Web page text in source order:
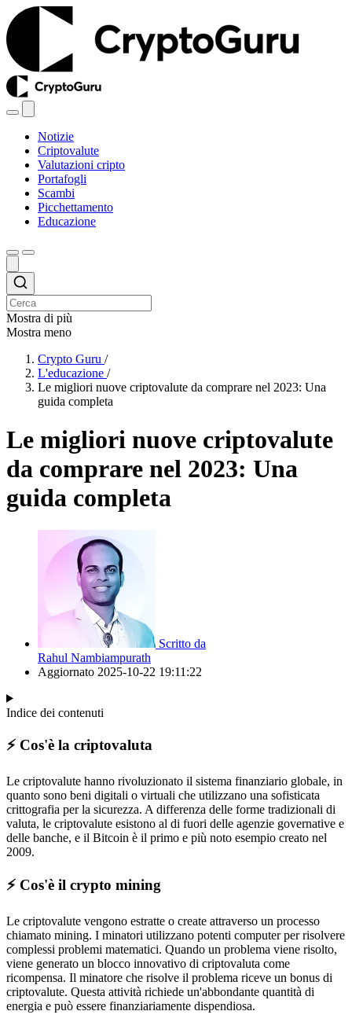
Notizie
Criptovalute
Valutazioni cripto
Portafogli
Scambi
Picchettamento
Educazione
Mostra di più
Mostra meno
Crypto Guru /
L'educazione /
Le migliori nuove criptovalute da comprare nel 2023: Una
guida completa
Le migliori nuove criptovalute
da comprare nel 2023: Una
guida completa
Scritto da
Rahul Nambiampurath
Aggiornato 2025-10-22 19:11:22
Indice dei contenuti
⚡️ Cos'è la criptovaluta
Le criptovalute hanno rivoluzionato il sistema finanziario globale, in
quanto sono beni digitali o virtuali che utilizzano una sofisticata
crittografia per la sicurezza. A differenza delle forme tradizionali di
valuta, le criptovalute esistono al di fuori delle agenzie governative e
delle banche, e il Bitcoin è il primo e più noto esempio creato nel
2009.
⚡️ Cos'è il crypto mining
Le criptovalute vengono estratte o create attraverso un processo
chiamato mining. I minatori utilizzano potenti computer per risolvere
complessi problemi matematici. Quando un problema viene risolto,
viene generato un blocco innovativo di criptovaluta come
ricompensa. Il minatore che risolve il problema riceve un bonus di
criptovalute. Questa attività richiede un'abbondante quantità di
energia e può essere finanziariamente dispendiosa.